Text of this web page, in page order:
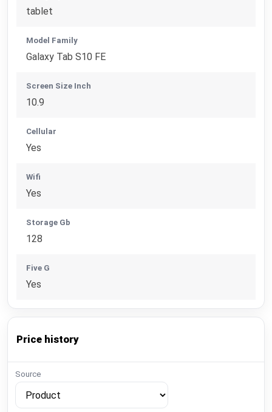
tablet
Model Family
Galaxy Tab S10 FE
Screen Size Inch
10.9
Cellular
Yes
Wifi
Yes
Storage Gb
128
Five G
Yes
Price history
Source